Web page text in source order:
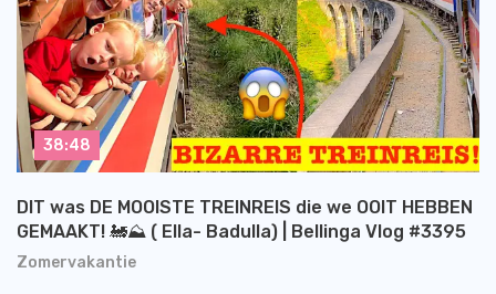
Zomervakantie
DIT was DE MOOISTE TREINREIS die we OOIT HEBBEN
GEMAAKT! 🚂⛰️ ( Ella- Badulla) | Bellinga Vlog #3395
38:48